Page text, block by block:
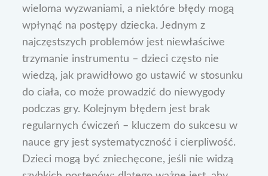
wieloma wyzwaniami, a niektóre błędy mogą
wpłynąć na postępy dziecka. Jednym z
najczęstszych problemów jest niewłaściwe
trzymanie instrumentu – dzieci często nie
wiedzą, jak prawidłowo go ustawić w stosunku
do ciała, co może prowadzić do niewygody
podczas gry. Kolejnym błędem jest brak
regularnych ćwiczeń – kluczem do sukcesu w
nauce gry jest systematyczność i cierpliwość.
Dzieci mogą być zniechęcone, jeśli nie widzą